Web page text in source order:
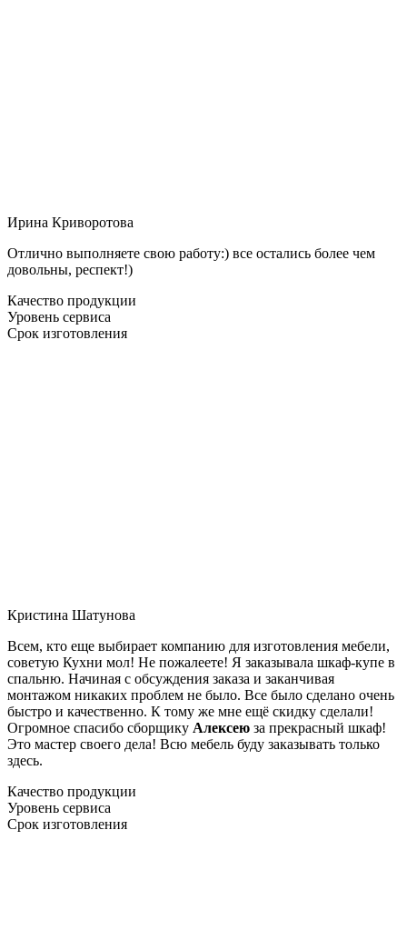
Ирина Криворотова
Отлично выполняете свою работу:) все остались более чем
довольны, респект!)
Качество продукции
Уровень сервиса
Срок изготовления
Кристина Шатунова
Всем, кто еще выбирает компанию для изготовления мебели,
советую Кухни мол! Не пожалеете! Я заказывала шкаф-купе в
спальню. Начиная с обсуждения заказа и заканчивая
монтажом никаких проблем не было. Все было сделано очень
быстро и качественно. К тому же мне ещё скидку сделали!
Огромное спасибо сборщику Алексею за прекрасный шкаф!
Это мастер своего дела! Всю мебель буду заказывать только
здесь.
Качество продукции
Уровень сервиса
Срок изготовления